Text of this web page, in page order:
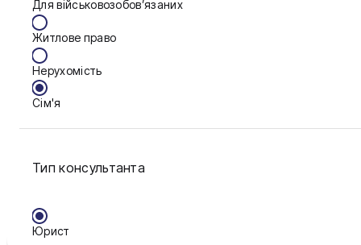
Калуш
Кам'янське
Краматорськ
Кременчук
Луцьк
Нікополь
Для військовозобов’язаних
Житлове право
Нерухомість
Сім'я
Тип консультанта
Юрист